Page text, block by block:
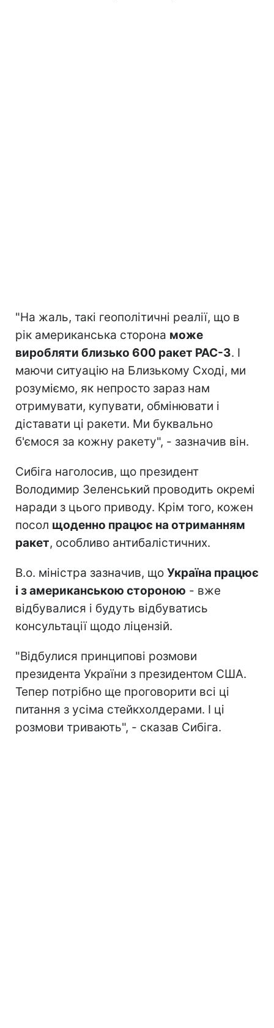
"На жаль, такі геополітичні реалії, що в
рік американська сторона може
виробляти близько 600 ракет PAC-3. І
маючи ситуацію на Близькому Сході, ми
розуміємо, як непросто зараз нам
отримувати, купувати, обмінювати і
діставати ці ракети. Ми буквально
б'ємося за кожну ракету", - зазначив він.
Сибіга наголосив, що президент
Володимир Зеленський проводить окремі
наради з цього приводу. Крім того, кожен
посол щоденно працює на отриманням
ракет, особливо антибалістичних.
В.о. міністра зазначив, що Україна працює
і з американською стороною - вже
відбувалися і будуть відбуватись
консультації щодо ліцензій.
"Відбулися принципові розмови
президента України з президентом США.
Тепер потрібно ще проговорити всі ці
питання з усіма стейкхолдерами. І ці
розмови тривають", - сказав Сибіга.